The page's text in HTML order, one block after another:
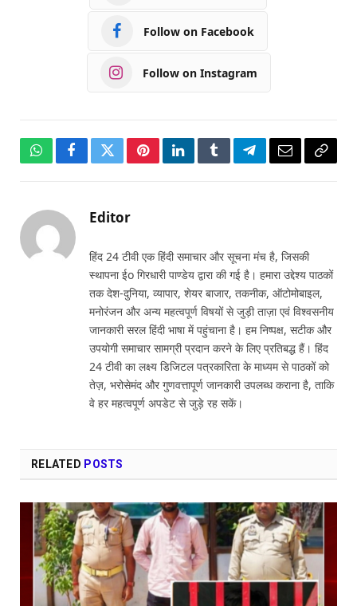
Follow on Facebook
Follow on Instagram
WhatsAppFacebookTwitterPinterestLinkedInTumblrTelegramEmailCopy
Editor
हिंद 24 टीवी एक हिंदी समाचार और सूचना मंच है, जिसकी
स्थापना ईo गिरधारी पाण्डेय द्वारा की गई है। हमारा उद्देश्य पाठकों
तक देश-दुनिया, व्यापार, शेयर बाजार, तकनीक, ऑटोमोबाइल,
मनोरंजन और अन्य महत्वपूर्ण विषयों से जुड़ी ताज़ा एवं विश्वसनीय
जानकारी सरल हिंदी भाषा में पहुंचाना है। हम निष्पक्ष, सटीक और
उपयोगी समाचार सामग्री प्रदान करने के लिए प्रतिबद्ध हैं। हिंद
24 टीवी का लक्ष्य डिजिटल पत्रकारिता के माध्यम से पाठकों को
तेज़, भरोसेमंद और गुणवत्तापूर्ण जानकारी उपलब्ध कराना है, ताकि
वे हर महत्वपूर्ण अपडेट से जुड़े रह सकें।
RELATED POSTS